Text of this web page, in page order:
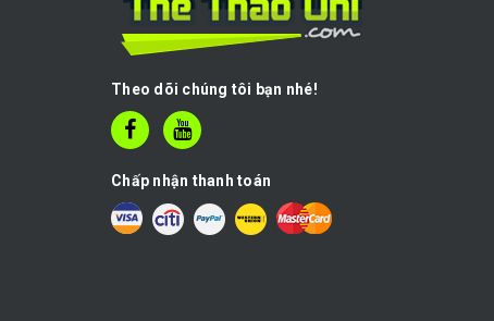
Theo dõi chúng tôi bạn nhé!
Chấp nhận thanh toán